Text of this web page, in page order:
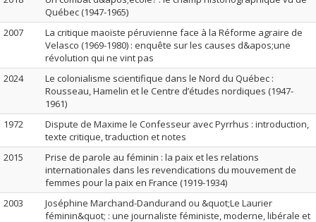
Québec (1947-1965)
2007
La critique maoïste péruvienne face à la Réforme agraire de
Velasco (1969-1980) : enquête sur les causes d&apos;une
révolution qui ne vint pas
2024
Le colonialisme scientifique dans le Nord du Québec :
Rousseau, Hamelin et le Centre d’études nordiques (1947-
1961)
1972
Dispute de Maxime le Confesseur avec Pyrrhus : introduction,
texte critique, traduction et notes
2015
Prise de parole au féminin : la paix et les relations
internationales dans les revendications du mouvement de
femmes pour la paix en France (1919-1934)
2003
Joséphine Marchand-Dandurand ou &quot;Le Laurier
féminin&quot; : une journaliste féministe, moderne, libérale et